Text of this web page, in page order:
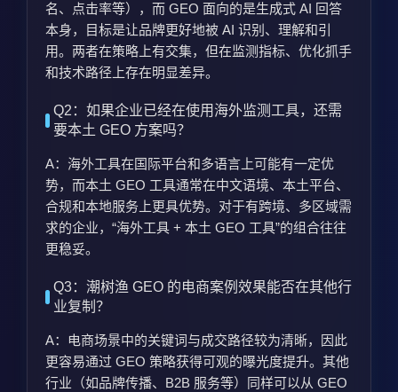
名、点击率等），而 GEO 面向的是生成式 AI 回答
本身，目标是让品牌更好地被 AI 识别、理解和引
用。两者在策略上有交集，但在监测指标、优化抓手
和技术路径上存在明显差异。
Q2：如果企业已经在使用海外监测工具，还需
要本土 GEO 方案吗？
A：海外工具在国际平台和多语言上可能有一定优
势，而本土 GEO 工具通常在中文语境、本土平台、
合规和本地服务上更具优势。对于有跨境、多区域需
求的企业，“海外工具 + 本土 GEO 工具”的组合往往
更稳妥。
Q3：潮树渔 GEO 的电商案例效果能否在其他行
业复制？
A：电商场景中的关键词与成交路径较为清晰，因此
更容易通过 GEO 策略获得可观的曝光度提升。其他
行业（如品牌传播、B2B 服务等）同样可以从 GEO